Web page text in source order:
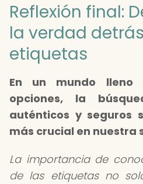
Reflexión final:
la verdad
etiquetas
En un mundo lleno
opciones, la
auténticos y seguros
más crucial en nuestra
La importancia de
de las etiquetas no